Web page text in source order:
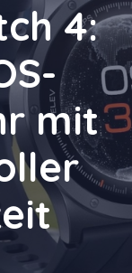
4:
mit